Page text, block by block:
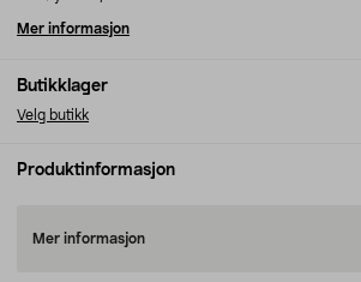
Butikklager
Velg butikk
Mer informasjon
Produktinformasjon
Mer informasjon